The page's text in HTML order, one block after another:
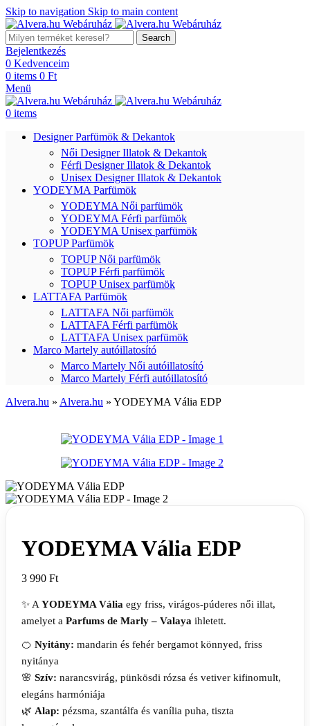
Skip to navigation Skip to main content
Search
Bejelentkezés
0 Kedvenceim
0 items 0 Ft
Menü
0 items
Designer Parfümök & Dekantok
Női Designer Illatok & Dekantok
Férfi Designer Illatok & Dekantok
Unisex Designer Illatok & Dekantok
YODEYMA Parfümök
YODEYMA Női parfümök
YODEYMA Férfi parfümök
YODEYMA Unisex parfümök
TOPUP Parfümök
TOPUP Női parfümök
TOPUP Férfi parfümök
TOPUP Unisex parfümök
LATTAFA Parfümök
LATTAFA Női parfümök
LATTAFA Férfi parfümök
LATTAFA Unisex parfümök
Marco Martely autóillatosító
Marco Martely Női autóillatosító
Marco Martely Férfi autóillatosító
Alvera.hu » Alvera.hu » YODEYMA Vália EDP
YODEYMA Vália EDP
3 990 Ft
✨ AYODEYMA Vália egy friss, virágos-púderes női illat,
amelyet a Parfums de Marly – Valaya ihletett.
🍊 Nyitány: mandarin és fehér bergamot könnyed, friss
nyitánya
🌸 Szív: narancsvirág, pünkösdi rózsa és vetiver kifinomult,
elegáns harmóniája
🌿 Alap: pézsma, szantálfa és vanília puha, tiszta